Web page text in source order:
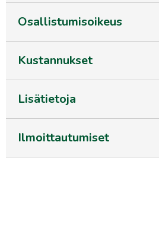
Osallistumisoikeus
Kustannukset
Lisätietoja
Ilmoittautumiset